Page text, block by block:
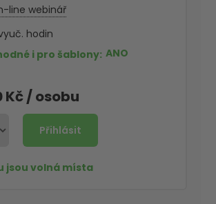
line webinář
i pro šablony ANO
Kč/ osobu